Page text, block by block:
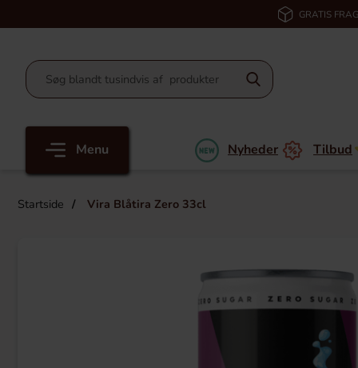
GRATIS
Menu Nyheder Tilbud
Startside Vira Blåtira Zero 33cl